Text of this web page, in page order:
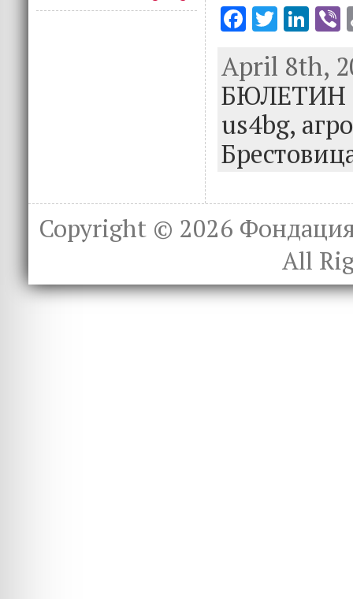
F
e
b
o
o
k
T
it
te
r
Li
k
e
dI
n
April 8th,
БЮЛЕТИН
us4bg,
Copyright © 2026
All